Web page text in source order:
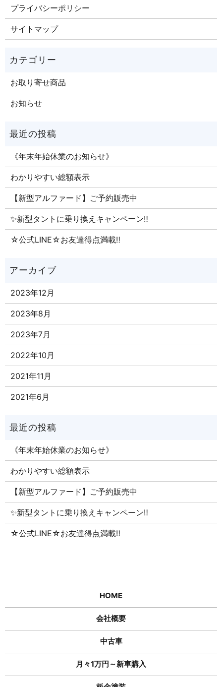
プライバシーポリシー
サイトマップ
お取り寄せ商品
お知らせ
《年末年始休業のお知らせ》
わかりやすい総額表示
【新型アルファード】ご予約販売中
✨新型タントに乗り換えキャンペーン‼
☆公式LINE☆お友達得点満載‼
2023年12月
2023年8月
2023年7月
2022年10月
2021年11月
2021年6月
《年末年始休業のお知らせ》
わかりやすい総額表示
【新型アルファード】ご予約販売中
✨新型タントに乗り換えキャンペーン‼
☆公式LINE☆お友達得点満載‼
HOME
会社概要
中古車
月々1万円～新車購入